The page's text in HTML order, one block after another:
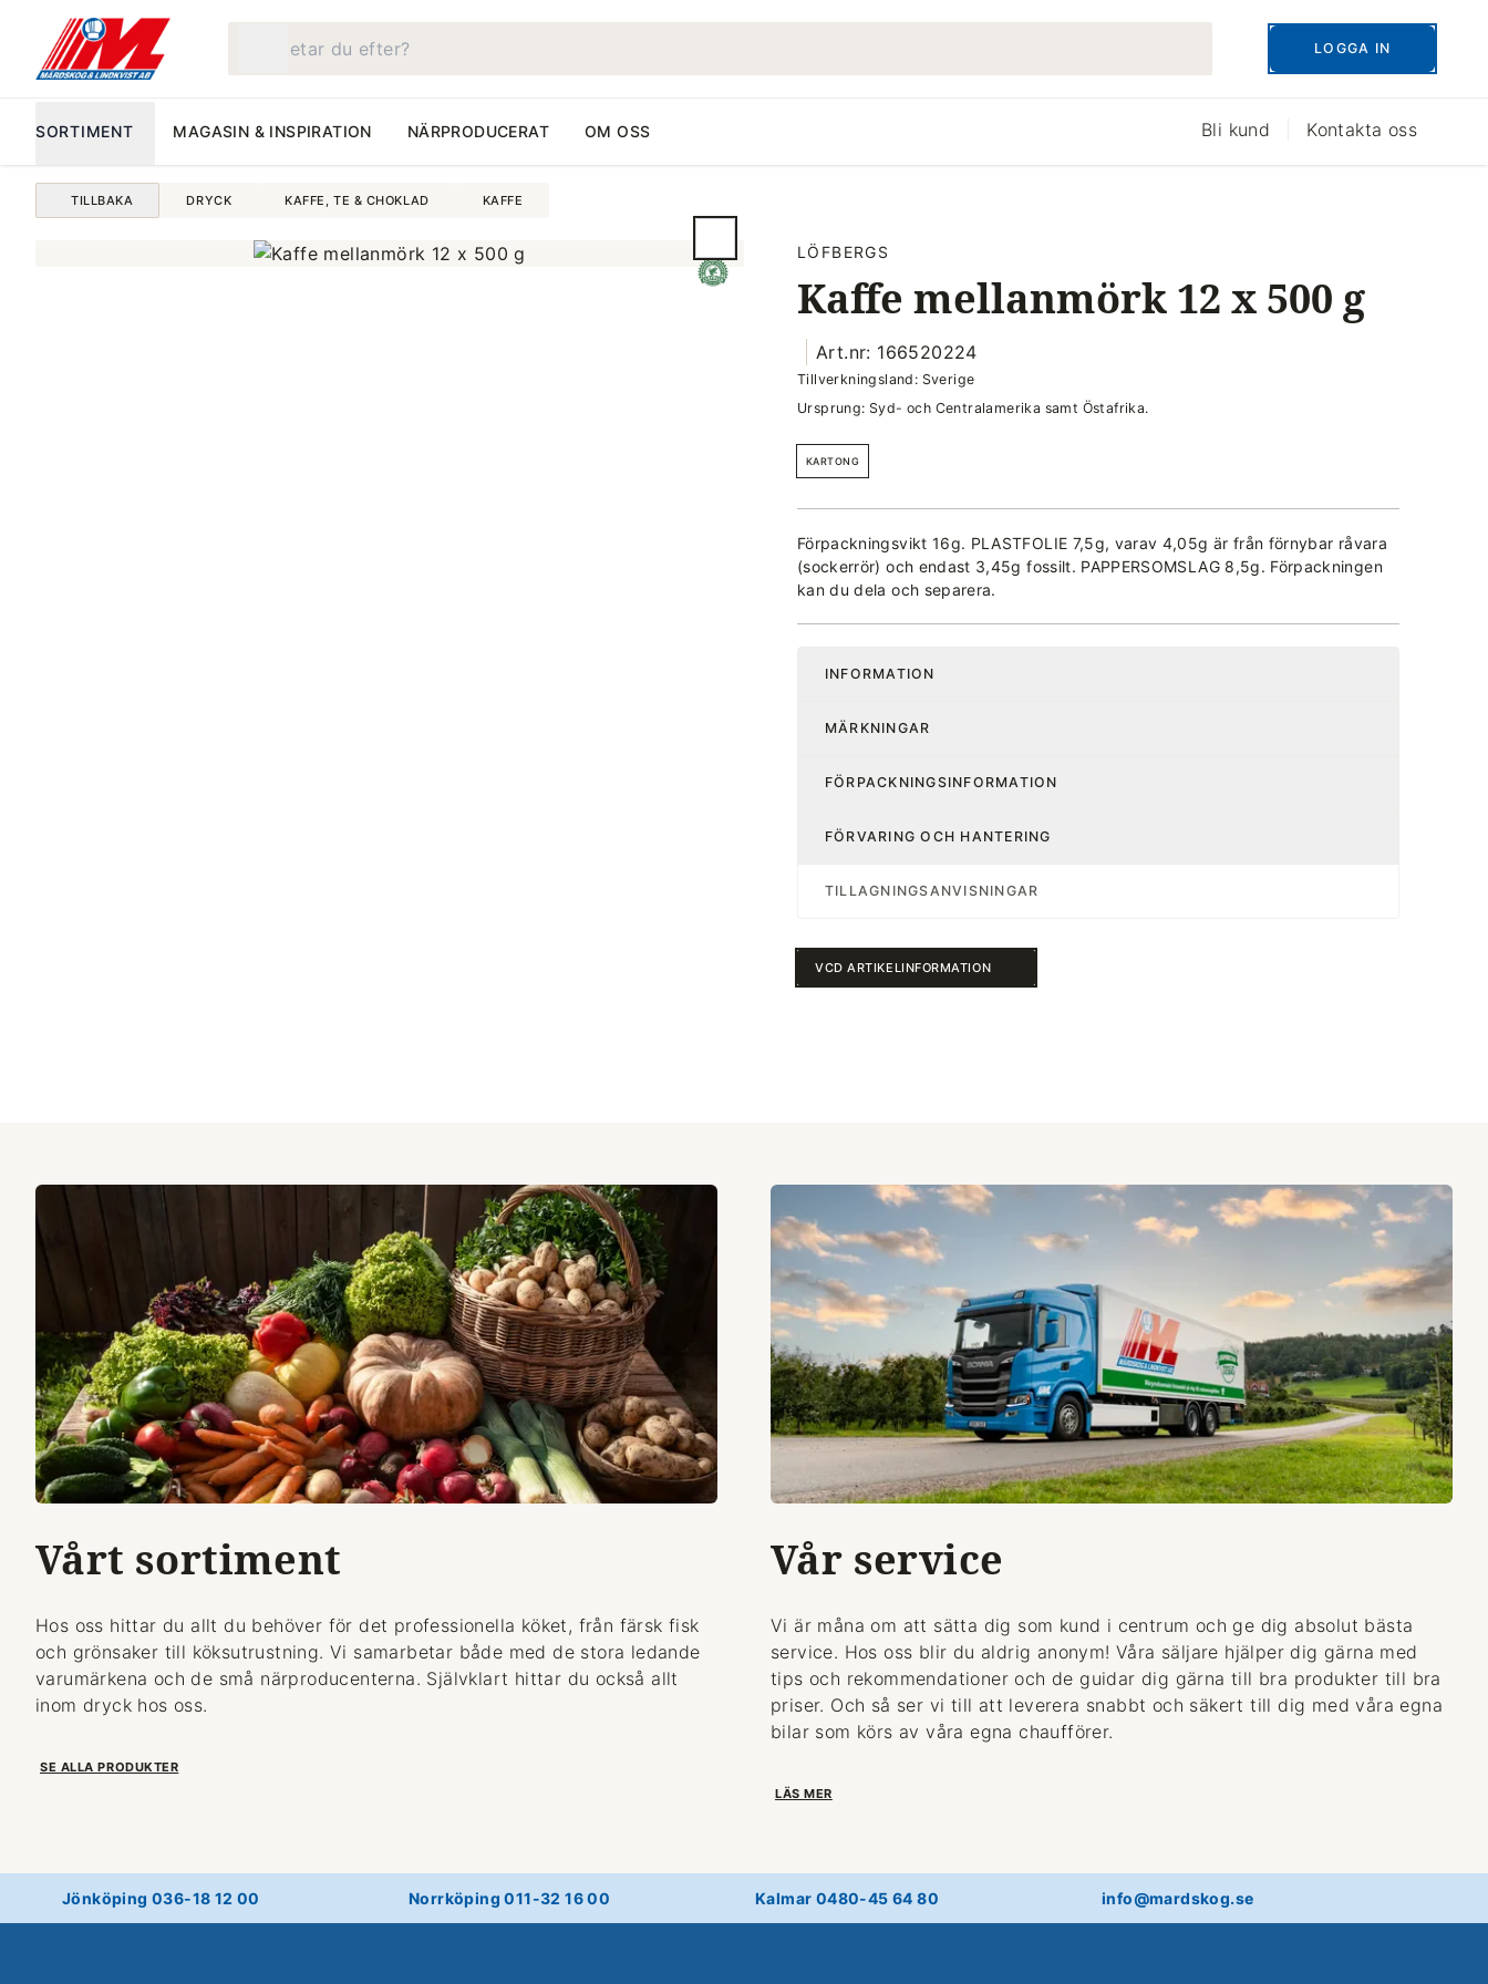
LOGGA IN
SORTIMENT MAGASIN & INSPIRATION NÄRPRODUCERAT OM OSS Bli kund Kontakta oss
TILLBAKA DRYCK KAFFE, TE & CHOKLAD KAFFE
LÖFBERGS
Kaffe mellanmörk 12 x 500 g
Art.nr: 166520224
Tillverkningsland: Sverige
Ursprung: Syd- och Centralamerika samt Östafrika.
KARTONG
Förpackningsvikt 16g. PLASTFOLIE 7,5g, varav 4,05g är från förnybar råvara
(sockerrör) och endast 3,45g fossilt. PAPPERSOMSLAG 8,5g. Förpackningen
kan du dela och separera.
INFORMATION
MÄRKNINGAR
FÖRPACKNINGSINFORMATION
FÖRVARING OCH HANTERING
TILLAGNINGSANVISNINGAR
VCD ARTIKELINFORMATION
Vårt sortiment
Hos oss hittar du allt du behöver för det professionella köket, från färsk fisk
och grönsaker till köksutrustning. Vi samarbetar både med de stora ledande
varumärkena och de små närproducenterna. Självklart hittar du också allt
inom dryck hos oss.
SE ALLA PRODUKTER
Vår service
Vi är måna om att sätta dig som kund i centrum och ge dig absolut bästa
service. Hos oss blir du aldrig anonym! Våra säljare hjälper dig gärna med
tips och rekommendationer och de guidar dig gärna till bra produkter till bra
priser. Och så ser vi till att leverera snabbt och säkert till dig med våra egna
bilar som körs av våra egna chaufförer.
LÄS MER
Jönköping 036-18 12 00 Norrköping 011-32 16 00 Kalmar 0480-45 64 80 info@mardskog.se